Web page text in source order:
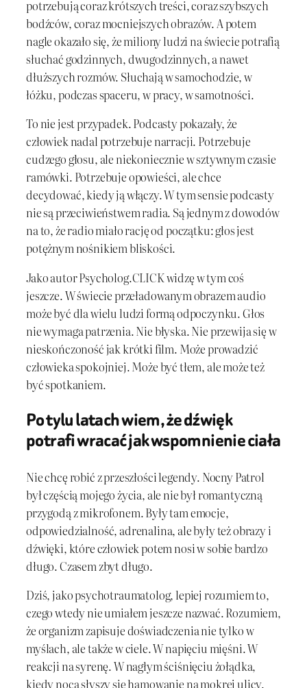
potrzebują coraz krótszych treści, coraz szybszych
bodźców, coraz mocniejszych obrazów. A potem
nagle okazało się, że miliony ludzi na świecie potrafią
słuchać godzinnych, dwugodzinnych, a nawet
dłuższych rozmów. Słuchają w samochodzie, w
łóżku, podczas spaceru, w pracy, w samotności.
To nie jest przypadek. Podcasty pokazały, że
człowiek nadal potrzebuje narracji. Potrzebuje
cudzego głosu, ale niekoniecznie w sztywnym czasie
ramówki. Potrzebuje opowieści, ale chce
decydować, kiedy ją włączy. W tym sensie podcasty
nie są przeciwieństwem radia. Są jednym z dowodów
na to, że radio miało rację od początku: głos jest
potężnym nośnikiem bliskości.
Jako autor Psycholog.CLICK widzę w tym coś
jeszcze. W świecie przeładowanym obrazem audio
może być dla wielu ludzi formą odpoczynku. Głos
nie wymaga patrzenia. Nie błyska. Nie przewija się w
nieskończoność jak krótki film. Może prowadzić
człowieka spokojniej. Może być tłem, ale może też
być spotkaniem.
Po tylu latach wiem, że dźwięk
potrafi wracać jak wspomnienie ciała
Nie chcę robić z przeszłości legendy. Nocny Patrol
był częścią mojego życia, ale nie był romantyczną
przygodą z mikrofonem. Były tam emocje,
odpowiedzialność, adrenalina, ale były też obrazy i
dźwięki, które człowiek potem nosi w sobie bardzo
długo. Czasem zbyt długo.
Dziś, jako psychotraumatolog, lepiej rozumiem to,
czego wtedy nie umiałem jeszcze nazwać. Rozumiem,
że organizm zapisuje doświadczenia nie tylko w
myślach, ale także w ciele. W napięciu mięśni. W
reakcji na syrenę. W nagłym ściśnięciu żołądka,
kiedy nocą słyszy się hamowanie na mokrej ulicy.